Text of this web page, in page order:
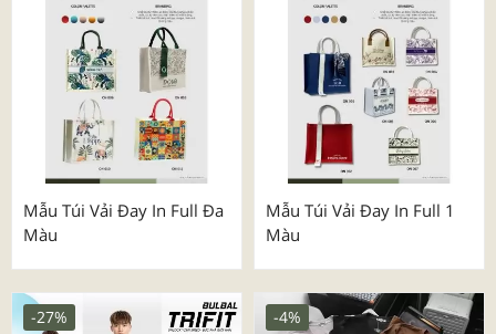
Mẫu Túi Vải Đay In Full Đa
Màu
Mẫu Túi Vải Đay In Full 1
Màu
-27% -4%